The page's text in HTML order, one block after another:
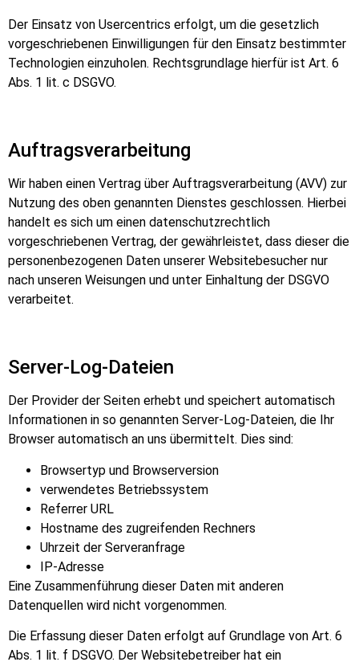
Der Einsatz von Usercentrics erfolgt, um die gesetzlich
vorgeschriebenen Einwilligungen für den Einsatz bestimmter
Technologien einzuholen. Rechtsgrundlage hierfür ist Art. 6
Abs. 1 lit. c DSGVO.
Auftragsverarbeitung
Wir haben einen Vertrag über Auftragsverarbeitung (AVV) zur
Nutzung des oben genannten Dienstes geschlossen. Hierbei
handelt es sich um einen datenschutzrechtlich
vorgeschriebenen Vertrag, der gewährleistet, dass dieser die
personenbezogenen Daten unserer Websitebesucher nur
nach unseren Weisungen und unter Einhaltung der DSGVO
verarbeitet.
Server-Log-Dateien
Der Provider der Seiten erhebt und speichert automatisch
Informationen in so genannten Server-Log-Dateien, die Ihr
Browser automatisch an uns übermittelt. Dies sind:
Browsertyp und Browserversion
verwendetes Betriebssystem
Referrer URL
Hostname des zugreifenden Rechners
Uhrzeit der Serveranfrage
IP-Adresse
Eine Zusammenführung dieser Daten mit anderen
Datenquellen wird nicht vorgenommen.
Die Erfassung dieser Daten erfolgt auf Grundlage von Art. 6
Abs. 1 lit. f DSGVO. Der Websitebetreiber hat ein